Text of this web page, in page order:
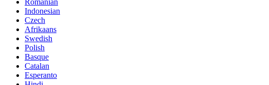
Romanian
Indonesian
Czech
Afrikaans
Swedish
Polish
Basque
Catalan
Esperanto